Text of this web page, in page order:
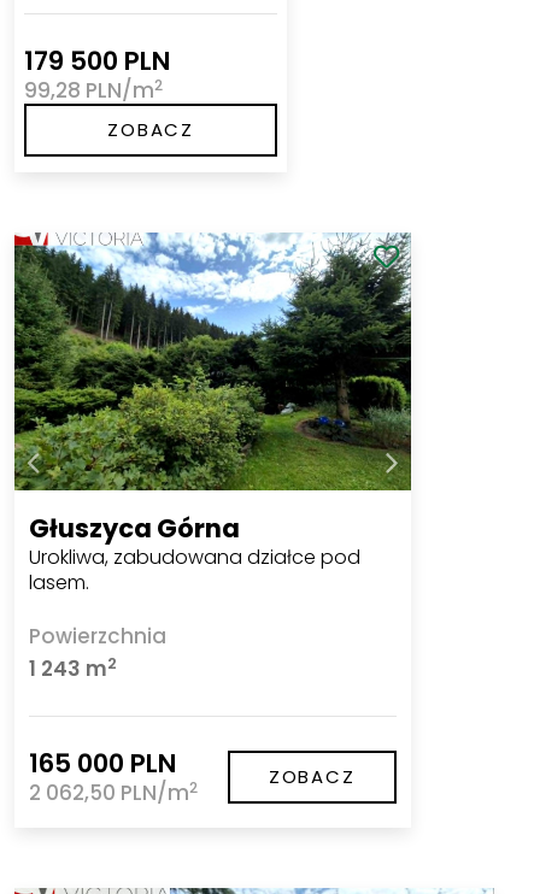
179 500 PLN
99,28 PLN/m2
ZOBACZ
Głuszyca Górna
Urokliwa, zabudowana działce pod
lasem.
Powierzchnia
1 243 m2
165 000 PLN
2 062,50 PLN/m2 ZOBACZ